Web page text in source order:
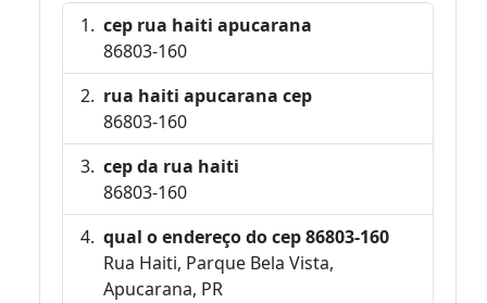
cep rua haiti apucarana
86803-160
rua haiti apucarana cep
86803-160
cep da rua haiti
86803-160
qual o endereço do cep 86803-160
Rua Haiti, Parque Bela Vista,
Apucarana, PR